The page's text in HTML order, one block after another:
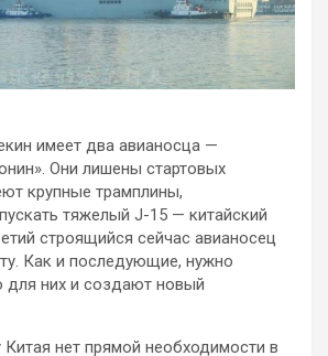
имеет два авианосца —
Они лишены стартовых
крупные трамплины,
тяжелый J-15 — китайский
строящийся сейчас авианосец
Как и последующие, нужно
для них и создают новый
нет прямой необходимости в